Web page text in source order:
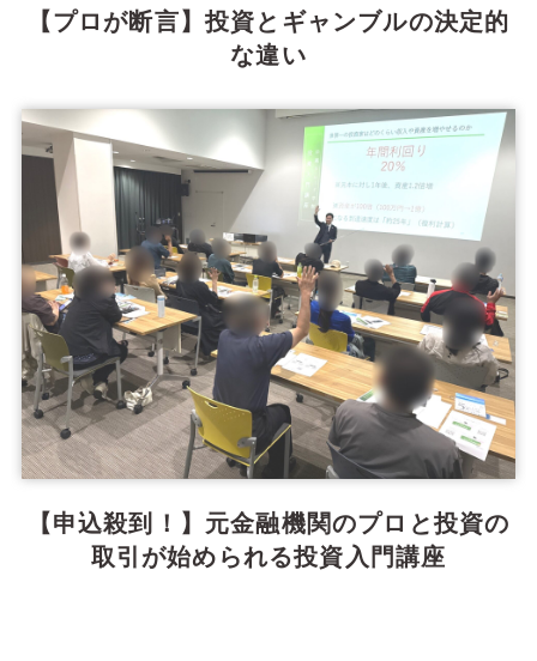
【プロが断言】投資とギャンブルの決定的
な違い
【申込殺到！】元金融機関のプロと投資の
取引が始められる投資入門講座